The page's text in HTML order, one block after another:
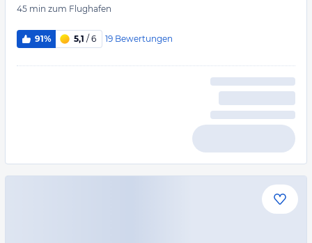
45 min zum Flughafen
91% 5,1 / 6 19 Bewertungen